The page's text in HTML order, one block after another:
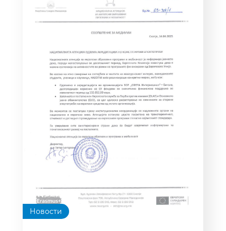
Новости